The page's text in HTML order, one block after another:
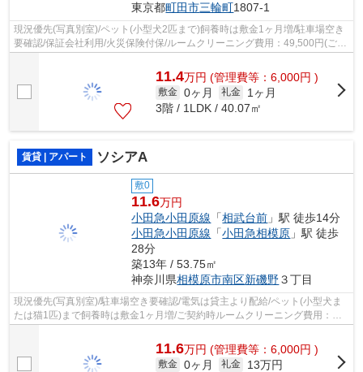
東京都町田市三輪町1807-1
現況優先(写真別室)/ペット(小型犬2匹まで)飼養時は敷金1ヶ月増/駐車場空き
要確認/保証会社利用/火災保険付保/ルームクリーニング費用：49,500円(ご契
11.4万円 (管理費等：6,000円 )
敷金 0ヶ月 礼金
1ヶ月
3階 / 1LDK / 40.07㎡
賃貸 | アパート ソシアA
敷0
11.6万円
小田急小田原線 「相武台前 」駅 徒歩14分
小田急小田原線 「小田急相模原 」駅 徒歩
28分
築13年 / 53.75㎡
神奈川県相模原市南区新磯野３丁目
現況優先(写真別室)/駐車場空き要確認/電気は貸主より配給/ペット(小型犬ま
たは猫1匹)まで飼養時は敷金1ヶ月増/ご契約時ルームクリーニング費用：
11.6万円 (管理費等：6,000円 )
敷金 0ヶ月 礼金
13万円